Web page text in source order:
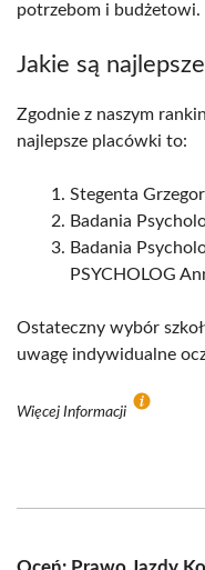
potrzebom i budżetowi.
Jakie są
Zgodnie z naszym
najlepsze placówki to:
Stegenta
Badania
Badania
PSYCHOLOG
Ostateczny wybór
uwagę indywidualne
Więcej Informacji